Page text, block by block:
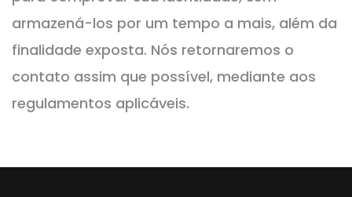
armazená-los por um tempo a mais, além da
finalidade exposta. Nós retornaremos o
contato assim que possível, mediante aos
regulamentos aplicáveis.